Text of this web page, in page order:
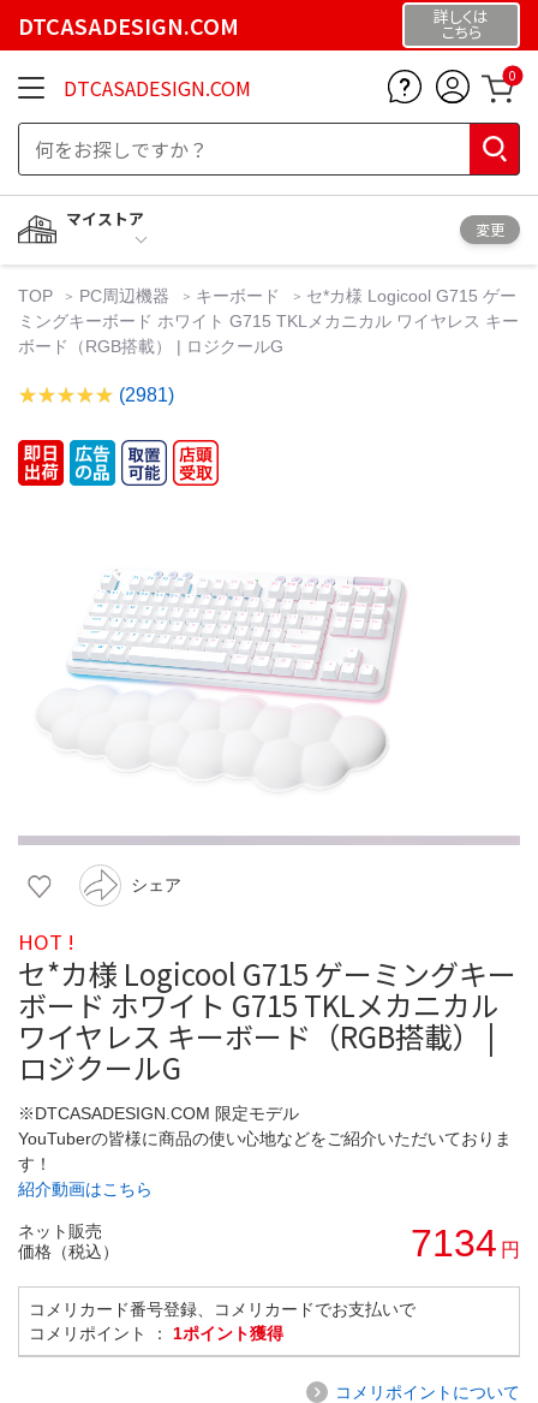
DTCASADESIGN.COM 詳しくは
こちら
DTCASADESIGN.COM 0
マイストア
変更
TOP PC周辺機器 キーボード
セ*カ様 Logicool G715 ゲー
ミングキーボード ホワイト G715 TKLメカニカル ワイヤレス キー
ボード（RGB搭載） | ロジクールG
(2981)
シェア
HOT !
セ*カ様 Logicool G715 ゲーミングキー
ボード ホワイト G715 TKLメカニカル
ワイヤレス キーボード（RGB搭載） |
ロジクールG
※DTCASADESIGN.COM 限定モデル
YouTuberの皆様に商品の使い心地などをご紹介いただいておりま
す！
紹介動画はこちら
ネット販売
価格（税込）
7134 円
コメリカード番号登録、コメリカードでお支払いで
コメリポイント ： 1ポイント獲得
コメリポイントについて